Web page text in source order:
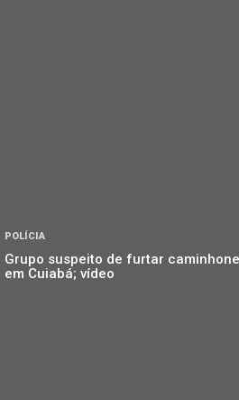
POLÍCIA
Grupo suspeito de furtar
em Cuiabá; vídeo